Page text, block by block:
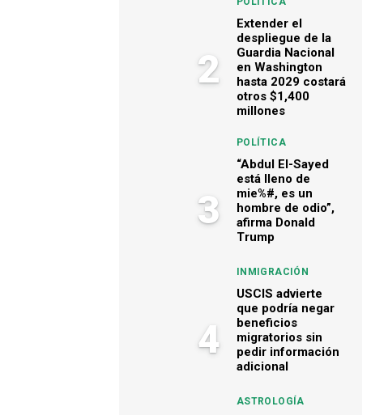
2
Extender el
despliegue de la
Guardia Nacional
en Washington
hasta 2029 costará
otros $1,400
millones
3
POLÍTICA
“Abdul El-Sayed
está lleno de
mie%#, es un
hombre de odio”,
afirma Donald
Trump
4
INMIGRACIÓN
USCIS advierte
que podría negar
beneficios
migratorios sin
pedir información
adicional
ASTROLOGÍA